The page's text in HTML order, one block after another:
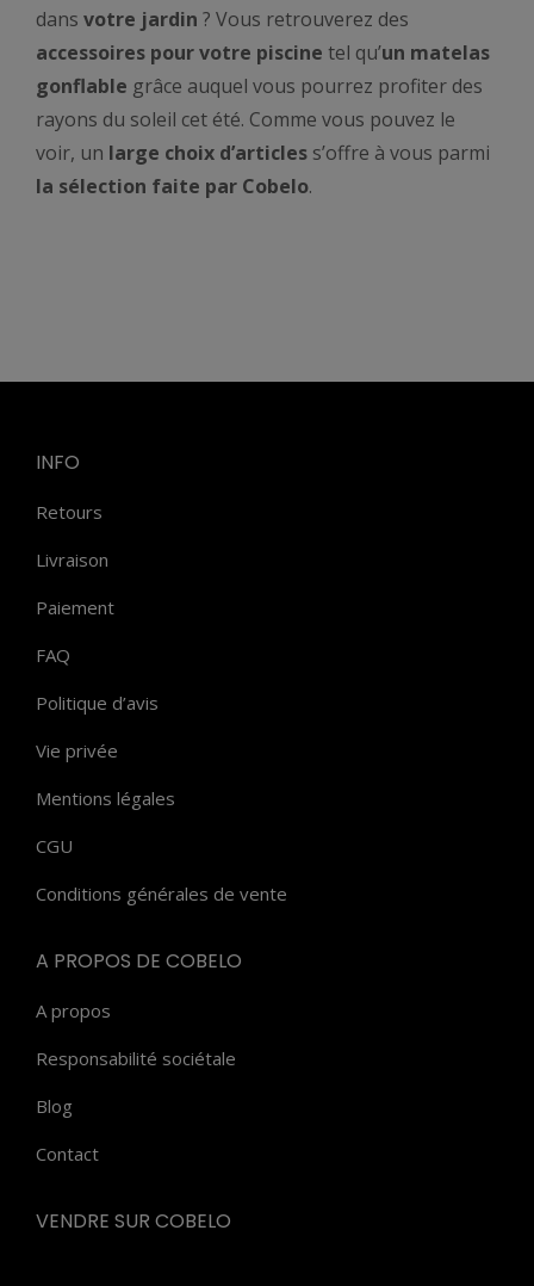
dans votre jardin ? Vous retrouverez des
accessoires pour votre piscine tel qu’un matelas
gonflable grâce auquel vous pourrez profiter des
rayons du soleil cet été. Comme vous pouvez le
voir, un large choix d’articles s’offre à vous parmi
la sélection faite par Cobelo.
INFO
Retours
Livraison
Paiement
FAQ
Politique d’avis
Vie privée
Mentions légales
CGU
Conditions générales de vente
A PROPOS DE COBELO
A propos
Responsabilité sociétale
Blog
Contact
VENDRE SUR COBELO